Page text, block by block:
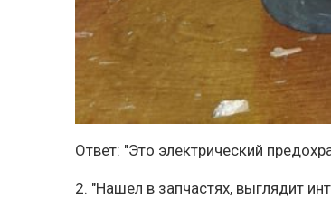
Ответ: "Это электрический
2. "Нашел в запчастях, выглядит